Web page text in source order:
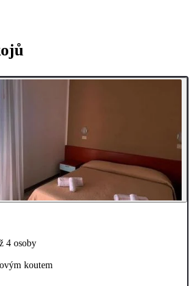
4 osoby
koutem